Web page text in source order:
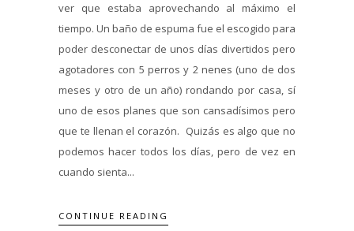
ver que estaba aprovechando al máximo el
tiempo. Un baño de espuma fue el escogido para
poder desconectar de unos días divertidos pero
agotadores con 5 perros y 2 nenes (uno de dos
meses y otro de un año) rondando por casa, sí
uno de esos planes que son cansadísimos pero
que te llenan el corazón. Quizás es algo que no
podemos hacer todos los días, pero de vez en
cuando sienta...
CONTINUE READING